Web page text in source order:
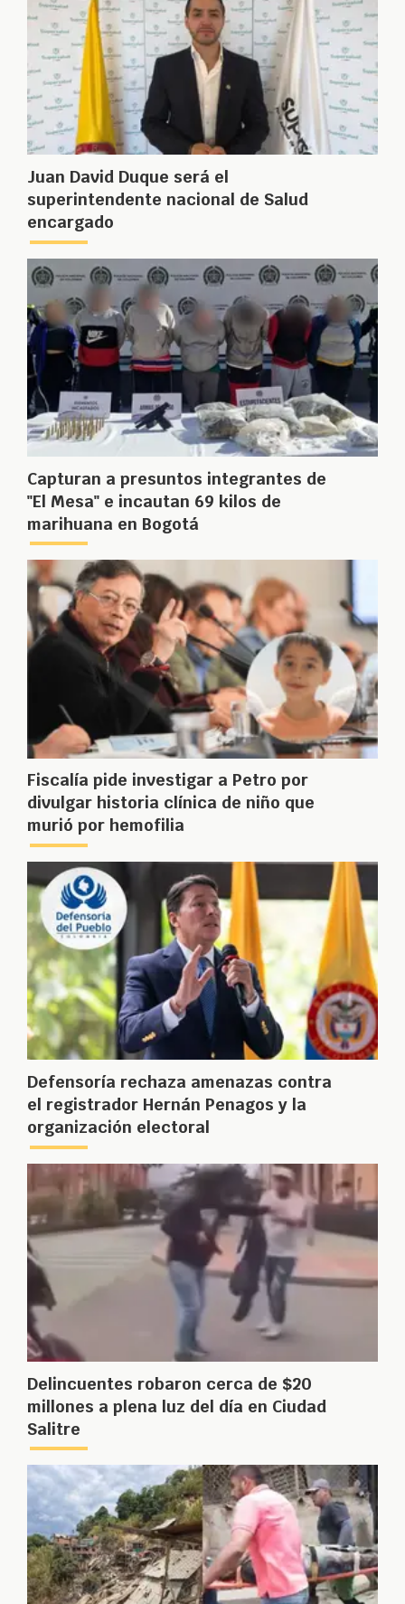
Juan David Duque será el
superintendente nacional de Salud
encargado
Capturan a presuntos integrantes de
"El Mesa" e incautan 69 kilos de
marihuana en Bogotá
Fiscalía pide investigar a Petro por
divulgar historia clínica de niño que
murió por hemofilia
Defensoría rechaza amenazas contra
el registrador Hernán Penagos y la
organización electoral
Delincuentes robaron cerca de $20
millones a plena luz del día en Ciudad
Salitre